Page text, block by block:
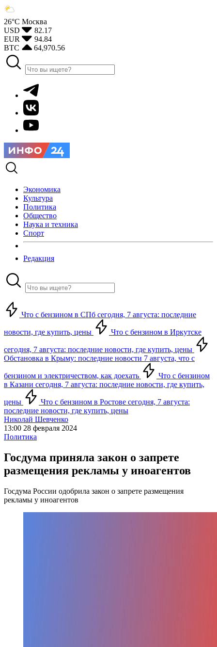
26°С Москва
USD
82.17
EUR
94.84
BTC
64,970.56
Экономика
Культура
Политика
Общество
Наука и техника
Спорт
Редакция
Что с бензином в СПб сегодня, 7 августа: последние
новости, где купить, цены Что с бензином в Иркутске
сегодня, 7 августа: последние новости, где купить, цены
Обстановка в Крыму: последние новости 7 августа, что с
бензином и электричеством, как доехать
Что с бензином
в Казани сегодня, 7 августа: последние новости, где купить,
цены
Что с бензином в Ростове сегодня, 7 августа:
последние новости, где купить, цены
Николай Шевченко
13:00 28 февраля 2024
Политика
Госдума приняла закон о запрете
размещения рекламы у иноагентов
Госдума России одобрила закон о запрете размещения
рекламы у иноагентов